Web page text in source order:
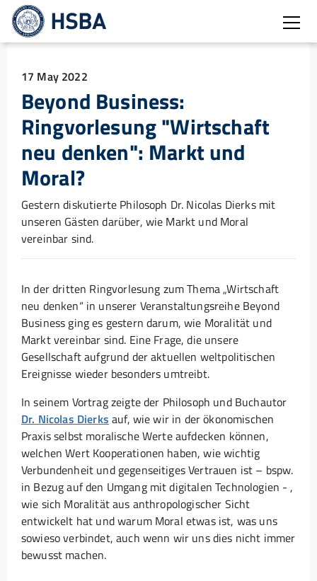
17 May 2022
Beyond Business:
Ringvorlesung "Wirtschaft
neu denken": Markt und
Moral?
Gestern diskutierte Philosoph Dr. Nicolas Dierks mit
unseren Gästen darüber, wie Markt und Moral
vereinbar sind.
In der dritten Ringvorlesung zum Thema „Wirtschaft
neu denken“ in unserer Veranstaltungsreihe Beyond
Business ging es gestern darum, wie Moralität und
Markt vereinbar sind. Eine Frage, die unsere
Gesellschaft aufgrund der aktuellen weltpolitischen
Ereignisse wieder besonders umtreibt.
In seinem Vortrag zeigte der Philosoph und Buchautor
Dr. Nicolas Dierks auf, wie wir in der ökonomischen
Praxis selbst moralische Werte aufdecken können,
welchen Wert Kooperationen haben, wie wichtig
Verbundenheit und gegenseitiges Vertrauen ist – bspw.
in Bezug auf den Umgang mit digitalen Technologien - ,
wie sich Moralität aus anthropologischer Sicht
entwickelt hat und warum Moral etwas ist, was uns
sowieso verbindet, auch wenn wir uns dies nicht immer
bewusst machen.